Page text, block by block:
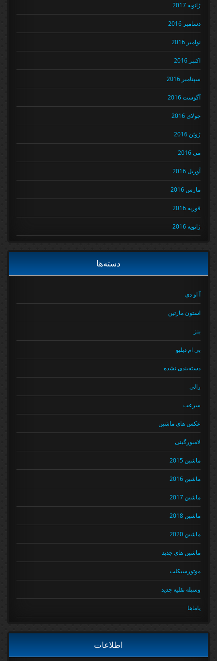
ژانویه 2017
دسامبر 2016
نوامبر 2016
اکتبر 2016
سپتامبر 2016
آگوست 2016
جولای 2016
ژوئن 2016
می 2016
آوریل 2016
مارس 2016
فوریه 2016
ژانویه 2016
دسته‌ها
آ او دی
استون مارتین
بی ام دبلیو
دسته‌بندی نشده
رالی
سرعت
عکس های ماشین
لامبورگینی
ماشین 2015
ماشین 2016
ماشین 2017
ماشین 2018
ماشین 2020
ماشین های جدید
موتورسیکلت
وسیله نقلیه جدید
یاماها
اطلاعات